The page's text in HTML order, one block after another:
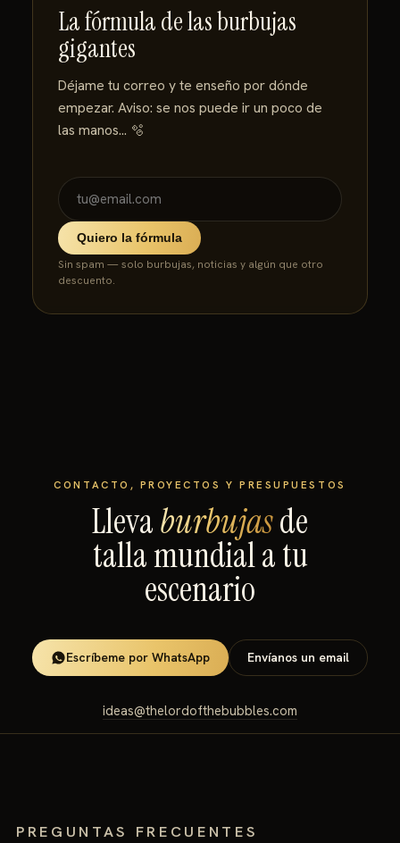
La fórmula de las burbujas
gigantes
Déjame tu correo y te enseño por dónde
empezar. Aviso: se nos puede ir un poco de
las manos… 🫧
Quiero la fórmula
Sin spam — solo burbujas, noticias y algún que otro
descuento.
CONTACTO, PROYECTOS Y PRESUPUESTOS
Llevaburbujasde
talla mundial a tu
escenario
Escríbeme por WhatsApp Envíanos un email
ideas@thelordofthebubbles.com
PREGUNTAS FRECUENTES